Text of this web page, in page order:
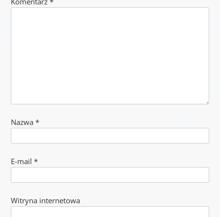
Nazwa *
E-mail *
Witryna internetowa